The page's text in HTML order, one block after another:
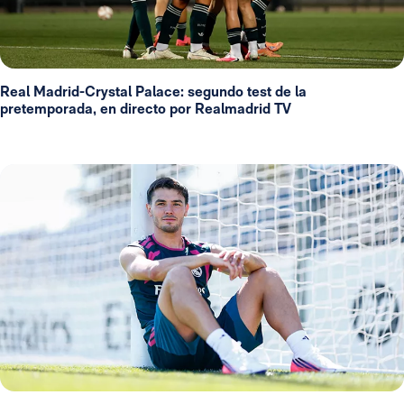
Real Madrid-Crystal Palace: segundo test de la
pretemporada, en directo por Realmadrid TV